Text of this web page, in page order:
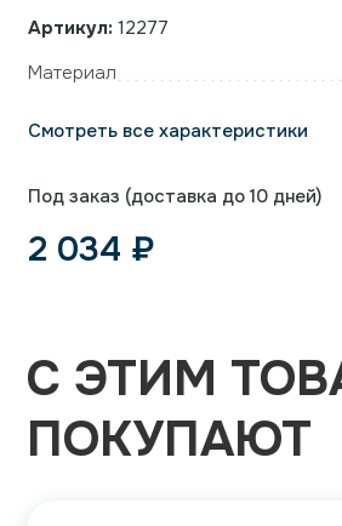
Артикул: 12277
Материал
Смотреть все характеристики
Под заказ (доставка до 10 дней)
2 034 ₽
С ЭТИМ
ПОКУПАЮТ